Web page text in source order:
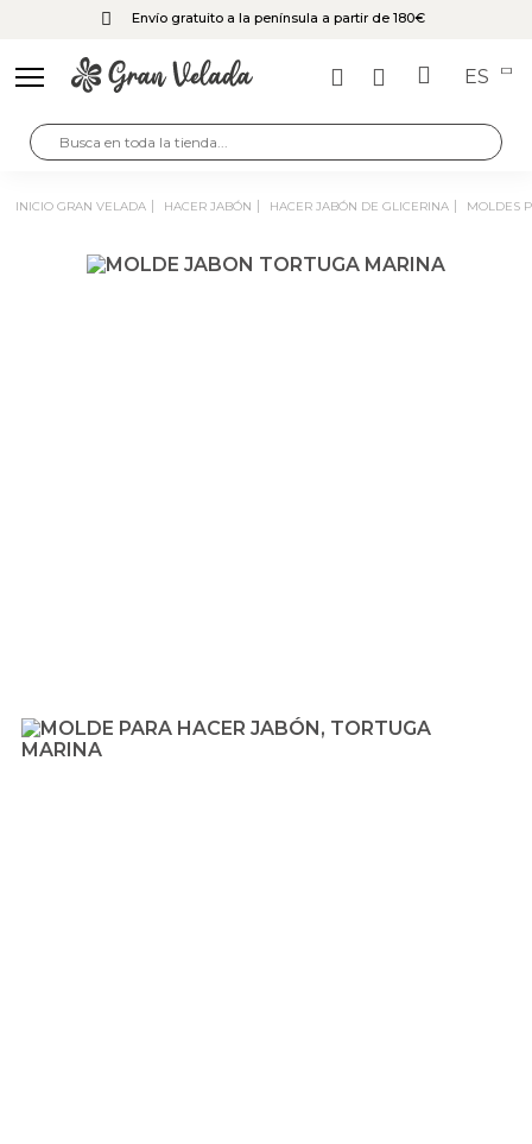
Envío gratuito a la península a partir de 180€
ES
INICIO GRAN VELADA HACER JABÓN HACER JABÓN DE GLICERINA MOLDES